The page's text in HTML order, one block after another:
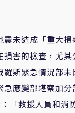
震未造成「重大
損害的檢查，尤
羅斯緊急情況部
急應變部堪察加
「救援人員和消